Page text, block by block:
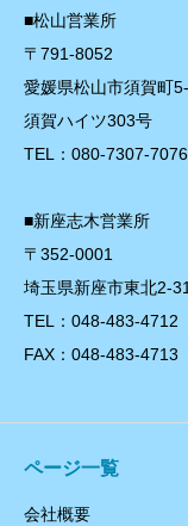
■松山営業所
〒791-8052
愛媛県松山市須賀町
須賀ハイツ303号
TEL：080-7307-7076
■新座志木営業所
〒352-0001
埼玉県新座市東北2-
TEL：048-483-4712
FAX：048-483-4713
ページ一覧
会社概要